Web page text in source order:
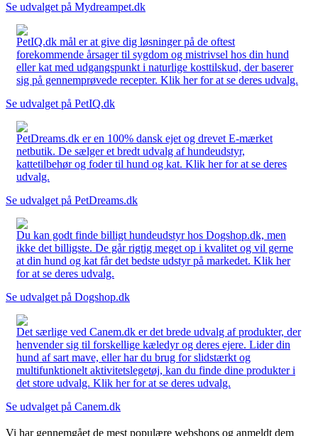
Se udvalget på Mydreampet.dk
PetIQ.dk mål er at give dig løsninger på de oftest
forekommende årsager til sygdom og mistrivsel hos din hund
eller kat med udgangspunkt i naturlige kosttilskud, der baserer
sig på gennemprøvede recepter. Klik her for at se deres udvalg.
Se udvalget på PetIQ.dk
PetDreams.dk er en 100% dansk ejet og drevet E-mærket
netbutik. De sælger et bredt udvalg af hundeudstyr,
kattetilbehør og foder til hund og kat. Klik her for at se deres
udvalg.
Se udvalget på PetDreams.dk
Du kan godt finde billigt hundeudstyr hos Dogshop.dk, men
ikke det billigste. De går rigtig meget op i kvalitet og vil gerne
at din hund og kat får det bedste udstyr på markedet. Klik her
for at se deres udvalg.
Se udvalget på Dogshop.dk
Det særlige ved Canem.dk er det brede udvalg af produkter, der
henvender sig til forskellige kæledyr og deres ejere. Lider din
hund af sart mave, eller har du brug for slidstærkt og
multifunktionelt aktivitetslegetøj, kan du finde dine produkter i
det store udvalg. Klik her for at se deres udvalg.
Se udvalget på Canem.dk
Vi har gennemgået de mest populære webshops og anmeldt dem